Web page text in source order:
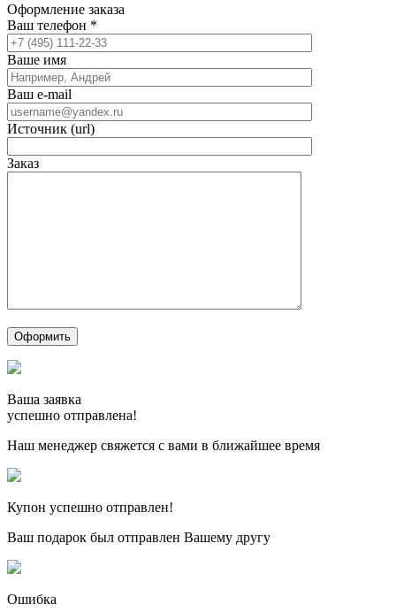
Оформление заказа
Ваш телефон *
Ваше имя
Ваш e-mail
Источник (url)
Заказ
Ваша заявка
успешно отправлена!
Наш менеджер свяжется с вами в ближайшее время
Купон успешно отправлен!
Ваш подарок был отправлен Вашему другу
Ошибка